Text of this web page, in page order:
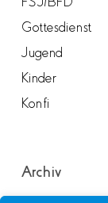
Gottesdienst
Jugend
Kinder
Konfi
Archiv